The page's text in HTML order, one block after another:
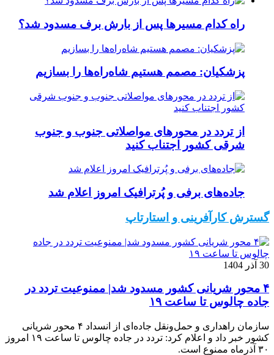
راه کدام مسیرها پس از بارش برف مسدود شد؟
پزشکیان: مصمم هستیم شاه‌راه‌ها را بسازیم
از تردد در محورهای مواصلاتی جنوب و جنوب
شرقی کشور اجتناب کنید
جاده‌های برفی و پُرترافیک امروز اعلام شد
گسترش کارآفرینی و استارتاپ
30 آذر 1404
۴ محور شریانی کشور مسدود شد| ممنوعیت تردد در
جاده چالوس تا ساعت ۱۹
سازمان راهداری و حمل‌ونقل جاده‌ای از انسداد ۴ محور شریانی
کشور خبر داد و اعلام کرد: تردد در جاده چالوس تا ساعت ۱۹ امروز
۳۰ آذرماه ممنوع است.